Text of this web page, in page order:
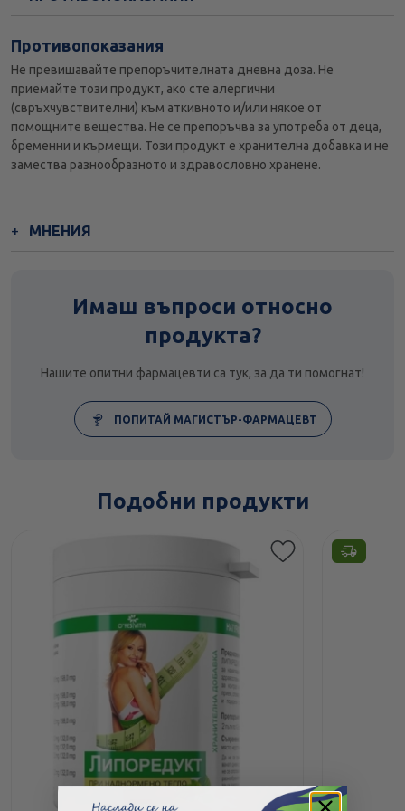
Противопоказания
Не превишавайте препоръчителната дневна доза. Не
приемайте този продукт, ако сте алергични
(свръхчувствителни) към аткивното и/или някое от
помощните вещества. Не се препоръчва за употреба от деца,
бременни и кърмещи. Този продукт е хранителна добавка и не
замества разнообразното и здравословно хранене.
МНЕНИЯ
Имаш въпроси относно
продукта?
Нашите опитни фармацевти са тук, за да ти помогнат!
ПОПИТАЙ МАГИСТЪР-ФАРМАЦЕВТ
Подобни продукти